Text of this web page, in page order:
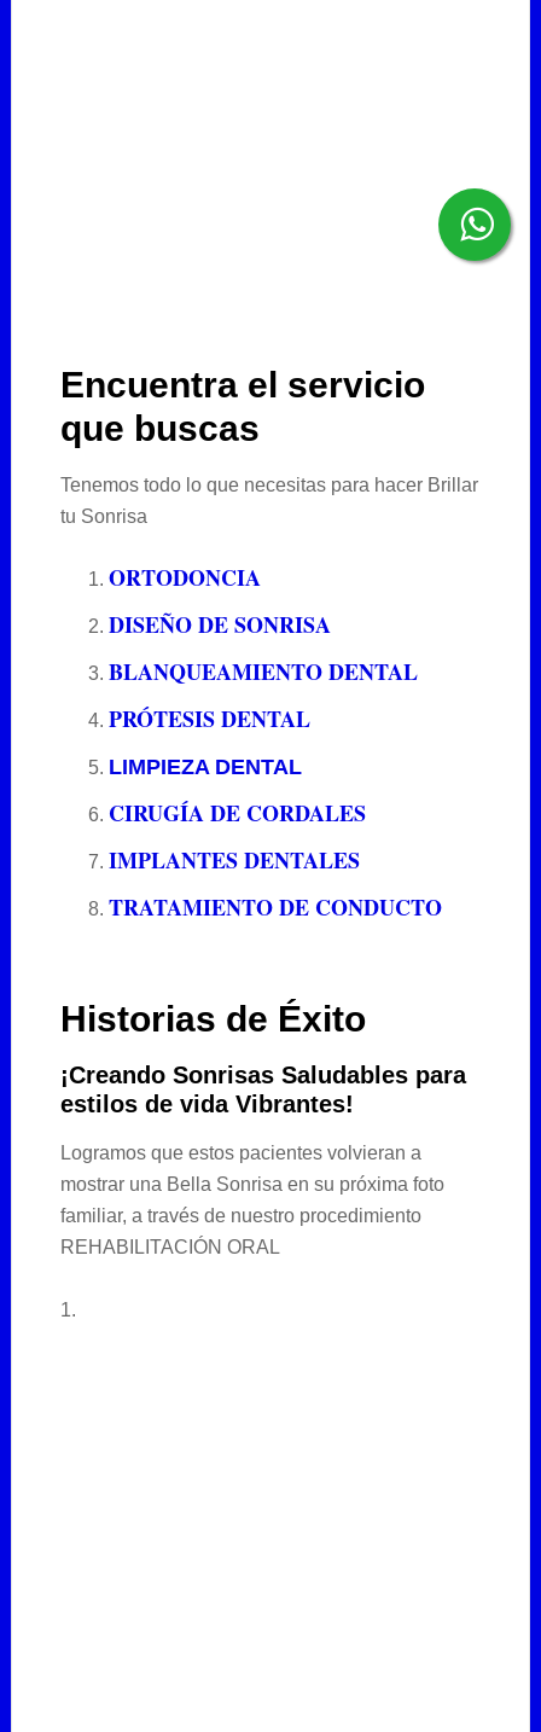
Encuentra el servicio
que buscas
Tenemos todo lo que necesitas para hacer Brillar
tu Sonrisa
ORTODONCIA
DISEÑO DE SONRISA
BLANQUEAMIENTO DENTAL
PRÓTESIS DENTAL
LIMPIEZA DENTAL
CIRUGÍA DE CORDALES
IMPLANTES DENTALES
TRATAMIENTO DE CONDUCTO
Historias de Éxito
¡Creando Sonrisas Saludables para
estilos de vida Vibrantes!
Logramos que estos pacientes volvieran a
mostrar una Bella Sonrisa en su próxima foto
familiar, a través de nuestro procedimiento
REHABILITACIÓN ORAL
1.